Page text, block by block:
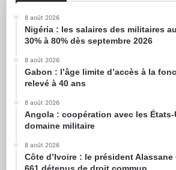
8 août 2026
Nigéria : les salaires des militaires
30% à 80% dès septembre 2026
8 août 2026
Gabon : l’âge limite d’accès à la
relevé à 40 ans
8 août 2026
Angola : coopération avec les
domaine militaire
8 août 2026
Côte d’Ivoire : le président